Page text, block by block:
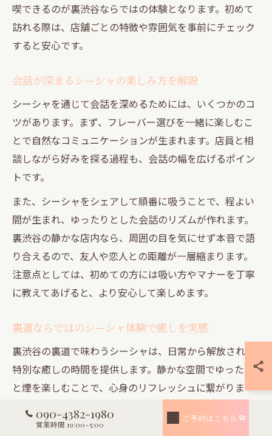
喫できるのが裏渋谷ならではの体験となります。初めて
訪れる際は、店舗ごとの特徴や雰囲気を事前にチェック
すると安心です。
会話が深まるシーシャの楽しみ方を解説
シーシャを通じて会話を深めるためには、いくつかのコ
ツがあります。まず、フレーバー選びを一緒に楽しむこ
とで自然なコミュニケーションが生まれます。店員と相
談しながら好みを探る過程も、会話の幅を広げるポイン
トです。
また、シーシャをシェアして順番に吸うことで、程よい
間が生まれ、ゆったりとした会話のリズムが作れます。
裏渋谷の静かな店内なら、周囲の目を気にせず本音で語
り合えるので、友人や恋人との距離が一層縮まります。
注意点としては、初めての方には吸い方やマナーを丁寧
に教えてあげると、より安心して楽しめます。
裏道ならではのシーシャ体験で癒しを実感
裏渋谷の裏道で味わうシーシャは、日常から解放される
特別な癒しの時間を提供します。静かな空間でゆったり
と煙を楽しむことで、心身のリフレッシュに繋がりま
しのムードを一層高めてくれる要素です。
090-4382-1980
営業時間 19:00~5:00
ご予約はこちら